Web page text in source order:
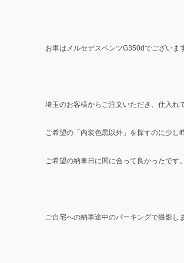
お車はメルセデスベンツG350dでございま
埼玉のお客様からご注文いただき、仕入れ
ご希望の「内装色黒以外」を探すのに少し
ご希望の納車日に間に合って良かったです。
ご自宅への納車途中のパーキングで撮影し